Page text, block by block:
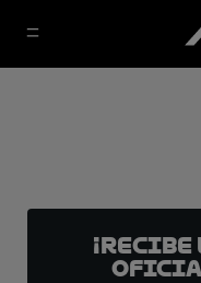
oficial